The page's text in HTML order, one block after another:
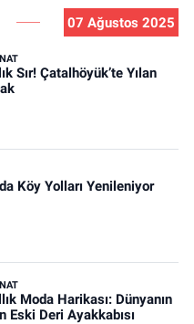
07 Ağustos 2025
Sır! Çatalhöyük’te Yılan
Köy Yolları Yenileniyor
Moda Harikası: Dünyanın
Eski Deri Ayakkabısı